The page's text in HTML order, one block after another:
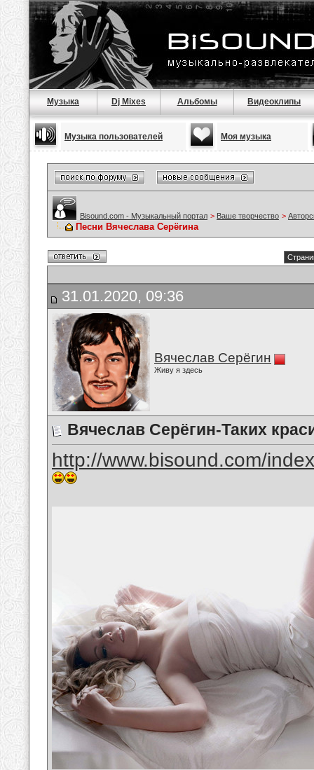
Музыка Dj Mixes Альбомы Видеоклипы
Музыка пользователей Моя музыка
Bisound.com - Музыкальный портал > Ваше творчество >
Песни Вячеслава Серёгина
31.01.2020, 09:36
Вячеслав Серёгин
Живу я здесь
Вячеслав Серёгин-Таких
http://www.bisound.com/